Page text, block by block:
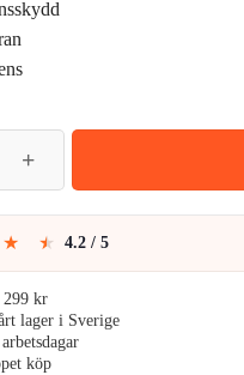
56kr.
★ ★ 4.2 / 5
kr
lager i Sverige
köp